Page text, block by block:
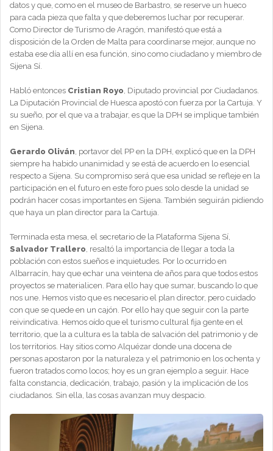
datos y que, como en el museo de Barbastro, se reserve un hueco
para cada pieza que falta y que deberemos luchar por recuperar.
Como Director de Turismo de Aragón, manifestó que está a
disposición de la Orden de Malta para coordinarse mejor, aunque no
estaba ese día allí en esa función, sino como ciudadano y miembro de
Sijena Sí.
Habló entonces Cristian Royo, Diputado provincial por Ciudadanos.
La Diputación Provincial de Huesca apostó con fuerza por la Cartuja. Y
su sueño, por el que va a trabajar, es que la DPH se implique también
en Sijena.
Gerardo Oliván, portavor del PP en la DPH, explicó que en la DPH
siempre ha habido unanimidad y se está de acuerdo en lo esencial
respecto a Sijena. Su compromiso será que esa unidad se refleje en la
participación en el futuro en este foro pues solo desde la unidad se
podrán hacer cosas importantes en Sijena. También seguirán pidiendo
que haya un plan director para la Cartuja.
Terminada esta mesa, el secretario de la Plataforma Sijena Sí,
Salvador Trallero, resaltó la importancia de llegar a toda la
población con estos sueños e inquietudes. Por lo ocurrido en
Albarracín, hay que echar una veintena de años para que todos estos
proyectos se materialicen. Para ello hay que sumar, buscando lo que
nos une. Hemos visto que es necesario el plan director, pero cuidado
con que se quede en un cajón. Por ello hay que seguir con la parte
reivindicativa. Hemos oído que el turismo cultural fija gente en el
territorio, que la a cultura es la tabla de salvación del patrimonio y de
los territorios. Hay sitios como Alquézar donde una docena de
personas apostaron por la naturaleza y el patrimonio en los ochenta y
fueron tratados como locos; hoy es un gran ejemplo a seguir. Hace
falta constancia, dedicación, trabajo, pasión y la implicación de los
ciudadanos. Sin ella, las cosas avanzan muy despacio.